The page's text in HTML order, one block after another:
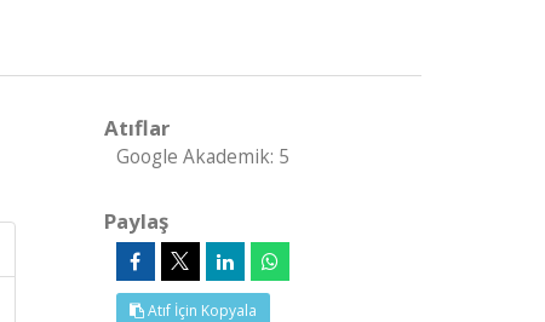
Atıflar
Google Akademik: 5
Paylaş
Atıf İçin Kopyala